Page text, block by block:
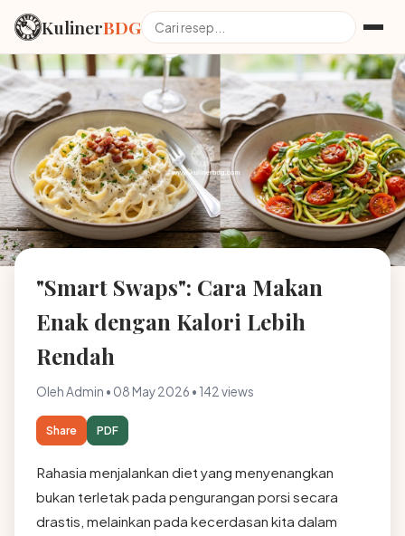
KulinerBDG
"Smart Swaps": Cara Makan
Enak dengan Kalori Lebih
Rendah
Oleh Admin • 08 May 2026 • 142 views
Share PDF
Rahasia menjalankan diet yang menyenangkan
bukan terletak pada pengurangan porsi secara
drastis, melainkan pada kecerdasan kita dalam